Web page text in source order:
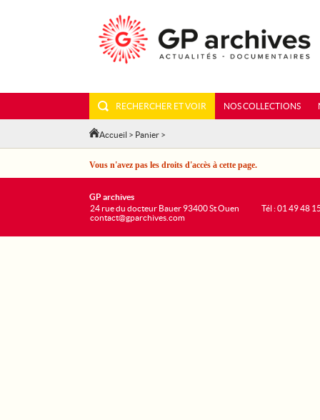
RECHERCHER ET VOIR NOS COLLECTIONS
Accueil > Panier >
Vous n'avez pas les droits d'accès à cette page.
GP archives
24 rue du docteur Bauer 93400 St Ouen
contact@gparchives.com
Tél : 01 49 48